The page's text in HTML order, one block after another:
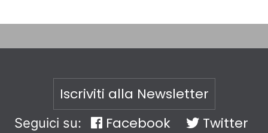
Iscriviti alla Newsletter
Seguici su: Facebook
Twitter